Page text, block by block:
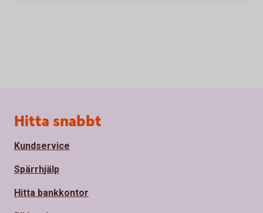
Sidfot
Hitta snabbt
Kundservice
Spärrhjälp
Hitta bankkontor